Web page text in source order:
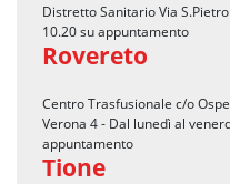
Distretto Sanitario Via
10.20 su appuntamento
Rovereto
Centro Trasfusionale c/o
Verona 4 - Dal lunedì al
appuntamento
Tione